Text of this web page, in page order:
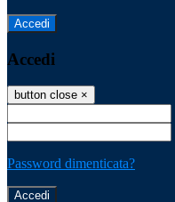
Accedi
Accedi
button close ×
Password dimenticata?